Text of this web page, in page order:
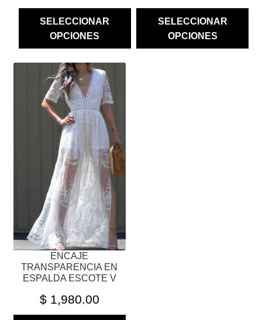
SELECCIONAR
OPCIONES
SELECCIONAR
OPCIONES
ENCAJE
TRANSPARENCIA EN
ESPALDA ESCOTE V
$1,980.00
PRODUCTO
MÚLTIPLES
VARIANTES.
OPCIONES
PUEDEN
ELEGIR
LA
PÁGINA
PRODUCTO